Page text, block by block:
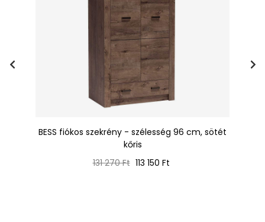
BESS fiókos szekrény - szélesség 96 cm, sötét
kőris
Normál
131 270 Ft Ár
113 150 Ft